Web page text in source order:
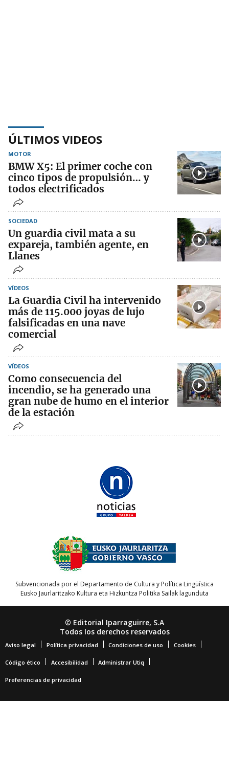
ÚLTIMOS VIDEOS
MOTOR
BMW X5: El primer coche con
cinco tipos de propulsión… y
todos electrificados
SOCIEDAD
Un guardia civil mata a su
expareja, también agente, en
Llanes
VÍDEOS
La Guardia Civil ha intervenido
más de 115.000 joyas de lujo
falsificadas en una nave
comercial
VÍDEOS
Como consecuencia del
incendio, se ha generado una
gran nube de humo en el interior
de la estación
Subvencionada por el Departamento de Cultura y Política Lingüística
Eusko Jaurlaritzako Kultura eta Hizkuntza Politika Sailak lagunduta
© Editorial Iparraguirre, S.A
Todos los derechos reservados
Aviso legal Política privacidad Condiciones de uso Cookies
Código ético Accesibilidad Administrar Utiq
Preferencias de privacidad